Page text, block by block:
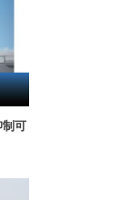
制可